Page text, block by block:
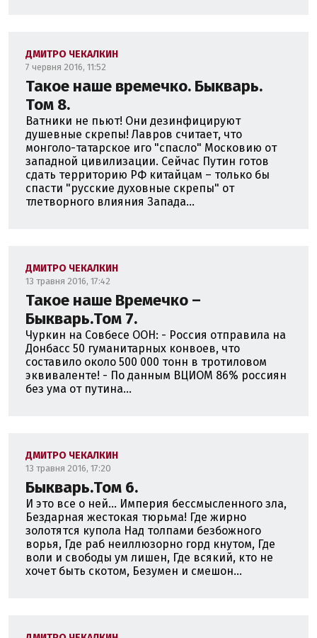
ДМИТРО ЧЕКАЛКИН
7 червня 2016, 11:52
Такое наше времечко. Быкварь.
Том 8.
Ватники не пьют! Они дезинфицируют
душевные скрепы! Лавров считает, что
монголо-татарское иго "спасло" Московию от
западной цивилизации. Сейчас Путин готов
сдать территорию РФ китайцам – только бы
спасти "русские духовные скрепы" от
тлетворного влияния Запада...
ДМИТРО ЧЕКАЛКИН
13 травня 2016, 17:42
Такое наше Времечко –
Быкварь.Том 7.
Чуркин на Совбесе ООН: - Россия отправила на
Донбасс 50 гуманитарных конвоев, что
составило около 500 000 тонн в тротиловом
эквиваленте! - По данным ВЦИОМ 86% россиян
без ума от путина...
ДМИТРО ЧЕКАЛКИН
13 травня 2016, 17:20
Быкварь.Том 6.
И это все о ней... Империя бессмысленного зла,
Бездарная жестокая тюрьма! Где жирно
золотятся купола Над толпами безбожного
ворья, Где раб неиллюзорно горд кнутом, Где
воли и свободы ум лишен, Где всякий, кто не
хочет быть скотом, Безумен и смешон...